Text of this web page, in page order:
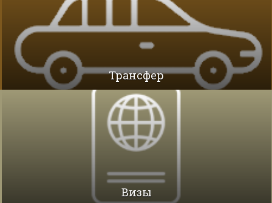
Трансфер
Визы